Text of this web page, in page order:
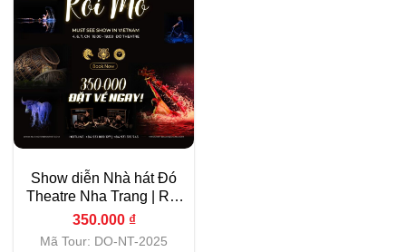
Show diễn Nhà hát Đó
Theatre Nha Trang | Rối
Mơ 2025
350.000 ₫
Mã Tour: DO-NT-2025